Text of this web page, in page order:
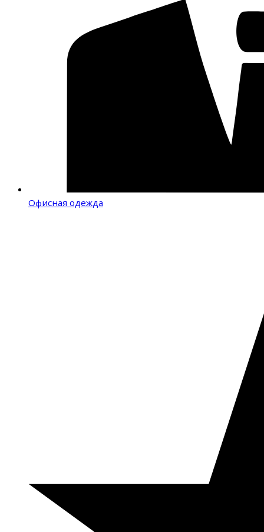
Офисная одежда